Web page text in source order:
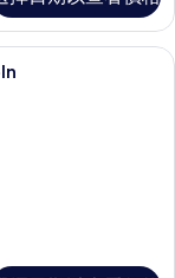
你吧、客房內保險箱、書